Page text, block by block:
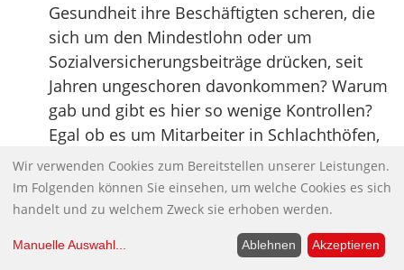
Gesundheit ihre Beschäftigten scheren, die
sich um den Mindestlohn oder um
Sozialversicherungsbeiträge drücken, seit
Jahren ungeschoren davonkommen? Warum
gab und gibt es hier so wenige Kontrollen?
Egal ob es um Mitarbeiter in Schlachthöfen,
um Erntehelfer, um Arbeiter auf Baustellen
oder Pflege- und Putzkräfte geht: Die
‚Freizügigkeit’ für Arbeitnehmer darf nicht
länger ein Freibrief für Unternehmen sein,
Löhne und Arbeitsbedingungen auf ein
Wir verwenden Cookies zum Bereitstellen unserer Leistungen.
Im Folgenden können Sie einsehen, um welche Cookies es sich
handelt und zu welchem Zweck sie erhoben werden.
Manuelle Auswahl... Ablehnen Akzeptieren